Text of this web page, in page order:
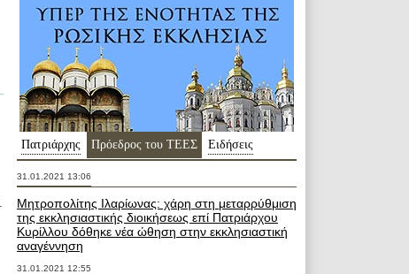
Πατριάρχης Пρόεδρος του ΤΕΕΣ Ειδήσεις
31.01.2021 13:06
Μητροπολίτης Ιλαρίωνας: χάρη στη μεταρρύθμιση
της εκκλησιαστικής διοικήσεως επί Πατριάρχου
Κυρίλλου δόθηκε νέα ώθηση στην εκκλησιαστική
αναγέννηση
31.01.2021 12:55